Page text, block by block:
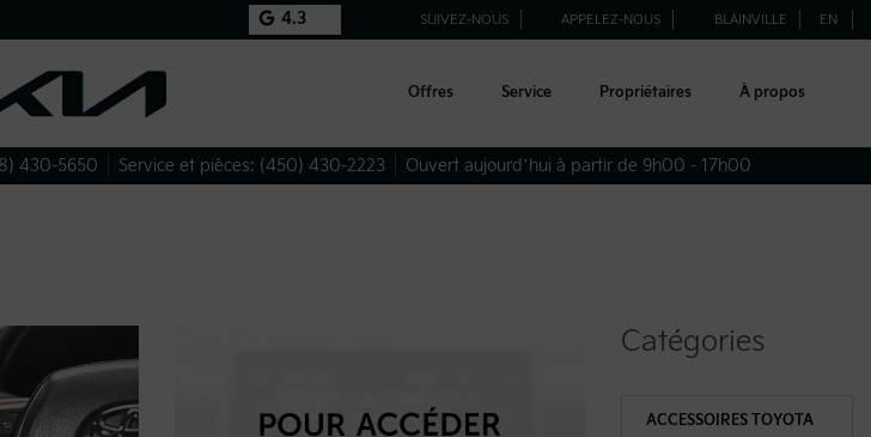
4.3 SUIVEZ-NOUS APPELEZ-NOUS BLAINVILLE EN
Offres Service Propriétaires À propos
430-5650 Service et pièces: (450) 430-2223 Ouvert aujourd’hui à partir de 9h00 - 17h00
Catégories
ACCESSOIRES TOYOTA